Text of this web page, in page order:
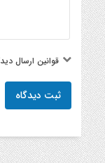
قوانین ارسال
ثبت دیدگاه